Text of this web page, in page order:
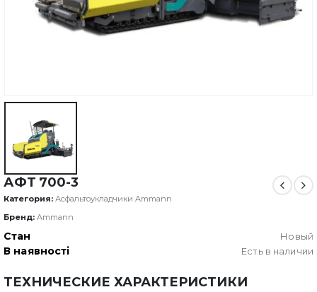
АФТ 700-3
Категория: Асфальтоукладчики Ammann
Бренд: Ammann
Стан Новый
В наявності Есть в наличии
ТЕХНИЧЕСКИЕ ХАРАКТЕРИСТИКИ